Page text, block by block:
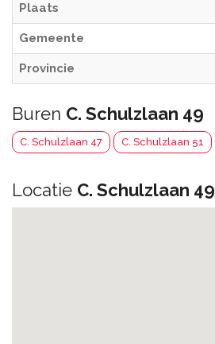
Plaats
Gemeente
Provincie
Buren C. Schulzlaan 49
C. Schulzlaan 47 C. Schulzlaan 51
Locatie C. Schulzlaan 49